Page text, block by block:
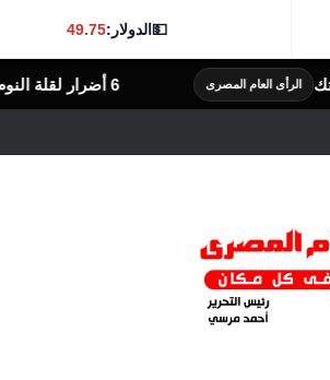
💵الدولار:49.75
6 أضرار لقلة النوم.. ماذا يحدث لجسمك عندما تنام أقل من 7 ساعات؟